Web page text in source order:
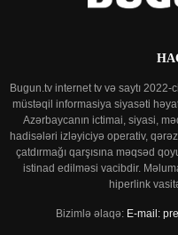
Bugun.tv internet tv və saytı
müstəqil informasiya siyasəti
Azərbaycanın ictimai, siyasi,
hadisələri izləyiciyə operativ,
çatdırmağı qarşısına məqsəd
istinad edilməsi vacibdir.
hiperlink
Bizimlə əlaqə: E-mail: